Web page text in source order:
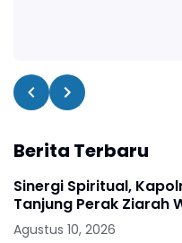
Berita Terbaru
Sinergi Spiritual,
Tanjung Perak Ziarah
Agustus 10, 2026